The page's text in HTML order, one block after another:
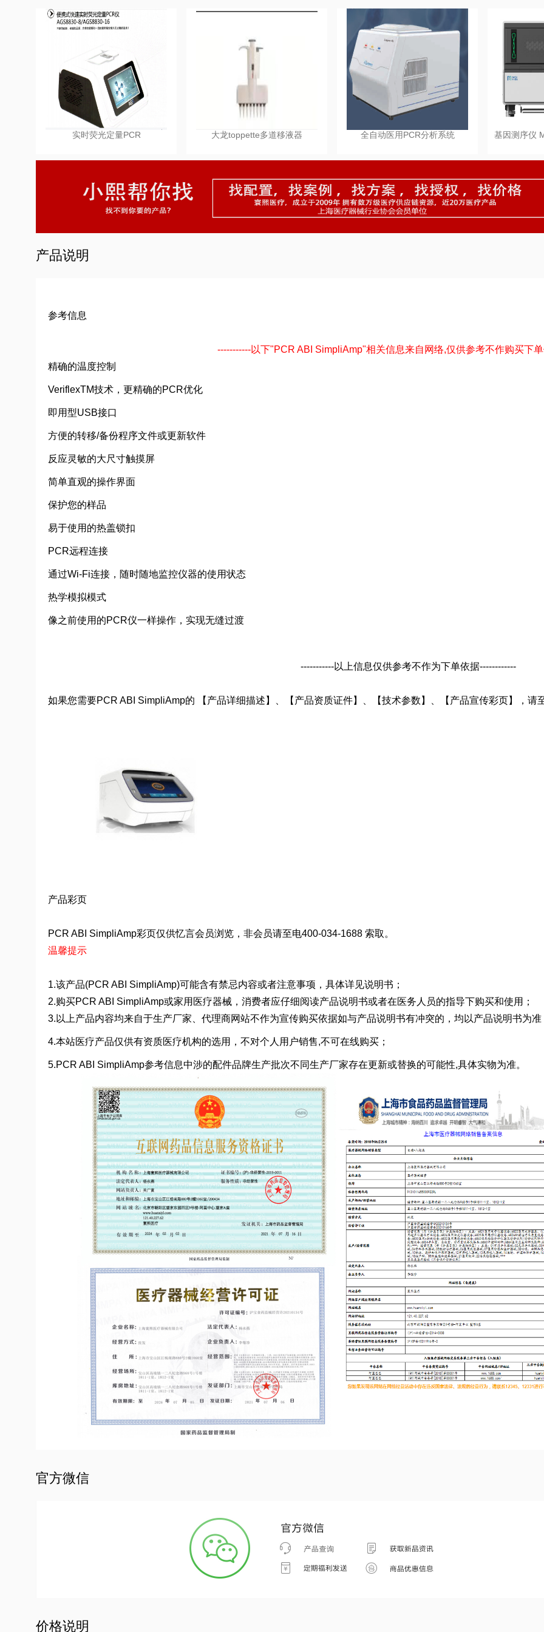
实时荧光定量PCR 大龙toppette多道移液器 全自动医用PCR分析系统
产品说明
参考信息
-----------以下"PCR ABI SimpliAmp"相关信息来自网络,仅供参考不作购买下
精确的温度控制
VeriflexTM技术，更精确的PCR优化
即用型USB接口
方便的转移/备份程序文件或更新软件
反应灵敏的大尺寸触摸屏
简单直观的操作界面
保护您的样品
易于使用的热盖锁扣
PCR远程连接
通过Wi-Fi连接，随时随地监控仪器的使用状态
热学模拟模式
像之前使用的PCR仪一样操作，实现无缝过渡
-----------以上信息仅供参考不作为下单依据------------
如果您需要PCR ABI SimpliAmp的 【产品详细描述】、【产品资质证件】、【技术参数】、【产品宣传彩页】，请
产品彩页
PCR ABI SimpliAmp彩页仅供忆言会员浏览，非会员请至电400-034-1688 索取。
温馨提示
1.该产品(PCR ABI SimpliAmp)可能含有禁忌内容或者注意事项，具体详见说明书；
2.购买PCR ABI SimpliAmp或家用医疗器械，消费者应仔细阅读产品说明书或者在医务人员的指导下购买和使用；
3.以上产品内容均来自于生产厂家、代理商网站不作为宣传购买依据如与产品说明书有冲突的，均以产品说明书为准
4.本站医疗产品仅供有资质医疗机构的选用，不对个人用户销售,不可在线购买；
5.PCR ABI SimpliAmp参考信息中涉的配件品牌生产批次不同生产厂家存在更新或替换的可能性,具体实物为准。
官方微信
价格说明